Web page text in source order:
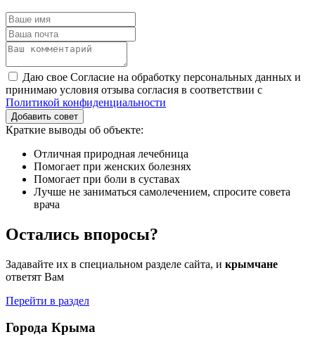
Даю свое Согласие на обработку персональных данных и
принимаю условия отзыва согласия в соответствии с
Политикой конфиденциальности
Добавить совет
Краткие выводы об объекте:
Отличная природная лечебница
Помогает при женских болезнях
Помогает при боли в суставах
Лучше не заниматься самолечением, спросите совета
врача
Остались впоросы?
Задавайте их в специальном разделе сайта, и крымчане
ответят Вам
Перейти в раздел
Города Крыма